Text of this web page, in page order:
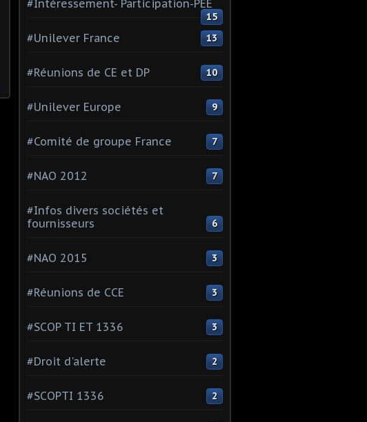
#Intéressement- Participation-PEE
15
#Unilever France 13
#Réunions de CE et DP 10
#Unilever Europe 9
#Comité de groupe France 7
#NAO 2012 7
#Infos divers sociétés et
fournisseurs
6
#NAO 2015 3
#Réunions de CCE 3
#SCOP TI ET 1336 3
#Droit d'alerte 2
#SCOPTI 1336 2